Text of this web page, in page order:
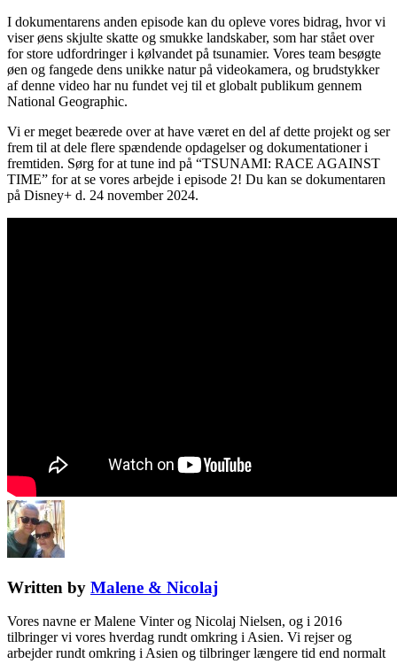
I dokumentarens anden episode kan du opleve vores bidrag, hvor vi
viser øens skjulte skatte og smukke landskaber, som har stået over
for store udfordringer i kølvandet på tsunamier. Vores team besøgte
øen og fangede dens unikke natur på videokamera, og brudstykker
af denne video har nu fundet vej til et globalt publikum gennem
National Geographic.
Vi er meget beærede over at have været en del af dette projekt og ser
frem til at dele flere spændende opdagelser og dokumentationer i
fremtiden. Sørg for at tune ind på “TSUNAMI: RACE AGAINST
TIME” for at se vores arbejde i episode 2! Du kan se dokumentaren
på Disney+ d. 24 november 2024.
Written by Malene & Nicolaj
Vores navne er Malene Vinter og Nicolaj Nielsen, og i 2016
tilbringer vi vores hverdag rundt omkring i Asien. Vi rejser og
arbejder rundt omkring i Asien og tilbringer længere tid end normalt